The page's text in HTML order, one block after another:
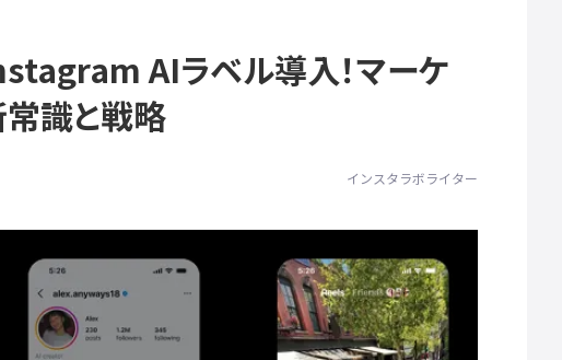
AIラベル導入！マーケ
識と戦略
インスタラボライター